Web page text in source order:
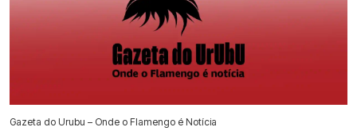
Gazeta do Urubu – Onde o Flamengo é Notícia